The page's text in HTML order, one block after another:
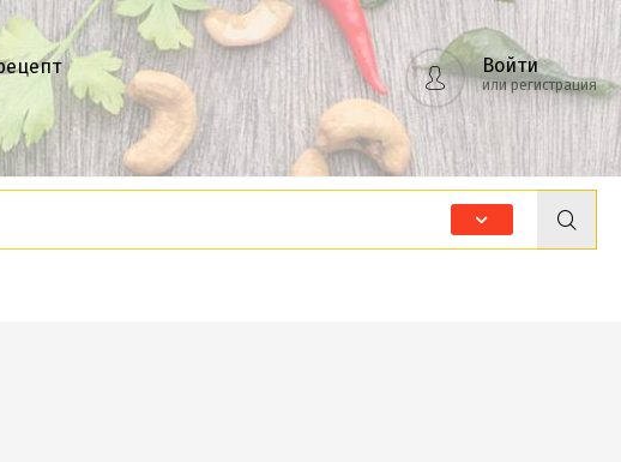
Войти
или регистрация